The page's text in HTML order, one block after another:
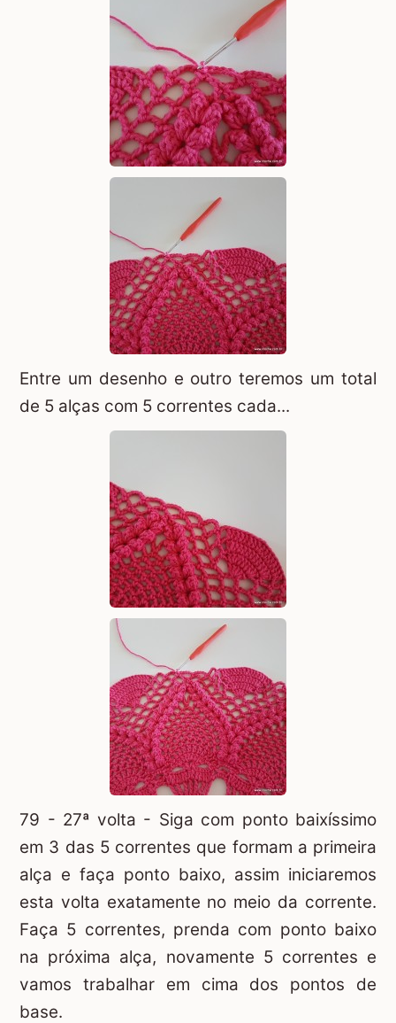
Entre um desenho e outro teremos um total
de 5 alças com 5 correntes cada...
79 - 27ª volta - Siga com ponto baixíssimo
em 3 das 5 correntes que formam a primeira
alça e faça ponto baixo, assim iniciaremos
esta volta exatamente no meio da corrente.
Faça 5 correntes, prenda com ponto baixo
na próxima alça, novamente 5 correntes e
vamos trabalhar em cima dos pontos de
base.